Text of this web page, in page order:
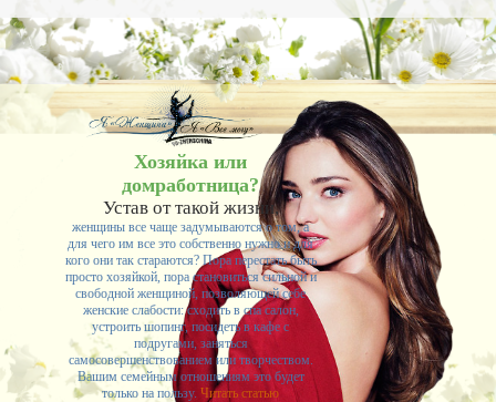
-- Самое большое богатство — это ум. Самая большая нищета — глупость. Из всех
страхов самый пугающий — самолюбование.
-- Лучшее, что можно сделать с хорошим советом, это пропустить его мимо ушей. Он
никогда не бывает полезен никому, кроме того, кто его дал.
-- Люблю давать советы и очень не люблю, когда их дают мне.
Хозяйка или
домработница?
Устав от такой жизни,
женщины все чаще задумываются о том, а
для чего им все это собственно нужно и для
кого они так стараются? Пора перестать быть
просто хозяйкой, пора становиться сильной и
свободной женщиной, позволяющей себе
женские слабости: сходить в спа салон,
устроить шопинг, посидеть в кафе с
подругами, заняться
самосовершенствованием или творчеством.
Вашим семейным отношениям это будет
только на пользу. Читать статью